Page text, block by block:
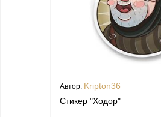
Автор: Kripton36
Стикер "Ходор"